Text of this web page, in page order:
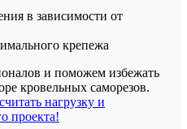
в зависимости от
крепежа
и поможем избежать
кровельных саморезов.
нагрузку и
проекта!